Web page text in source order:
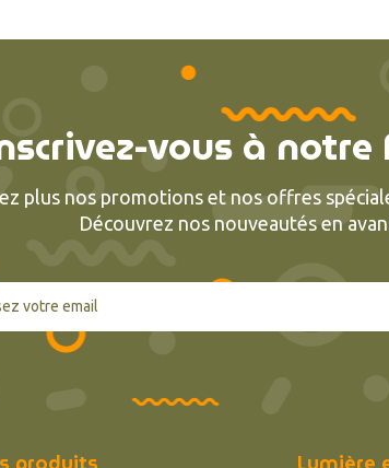
vous à
plus nos promotions et nos offres
Découvrez nos nouveautés en